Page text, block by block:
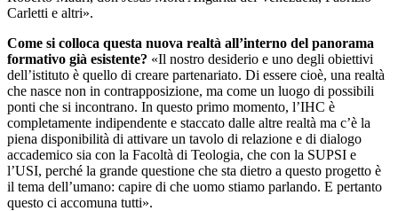
Carletti e altri».
Come si colloca questa nuova realtà all’interno del panorama
formativo già esistente? «Il nostro desiderio e uno degli obiettivi
dell’istituto è quello di creare partenariato. Di essere cioè, una realtà
che nasce non in contrapposizione, ma come un luogo di possibili
ponti che si incontrano. In questo primo momento, l’IHC è
completamente indipendente e staccato dalle altre realtà ma c’è la
piena disponibilità di attivare un tavolo di relazione e di dialogo
accademico sia con la Facoltà di Teologia, che con la SUPSI e
l’USI, perché la grande questione che sta dietro a questo progetto è
il tema dell’umano: capire di che uomo stiamo parlando. E pertanto
questo ci accomuna tutti».